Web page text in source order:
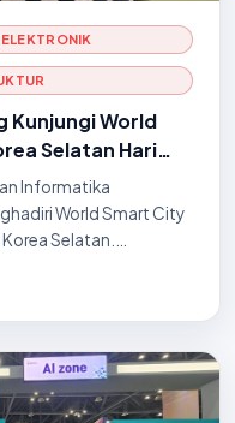
Kunjungi World
Selatan Hari
Informatika
World Smart City
Selatan.
untuk mem